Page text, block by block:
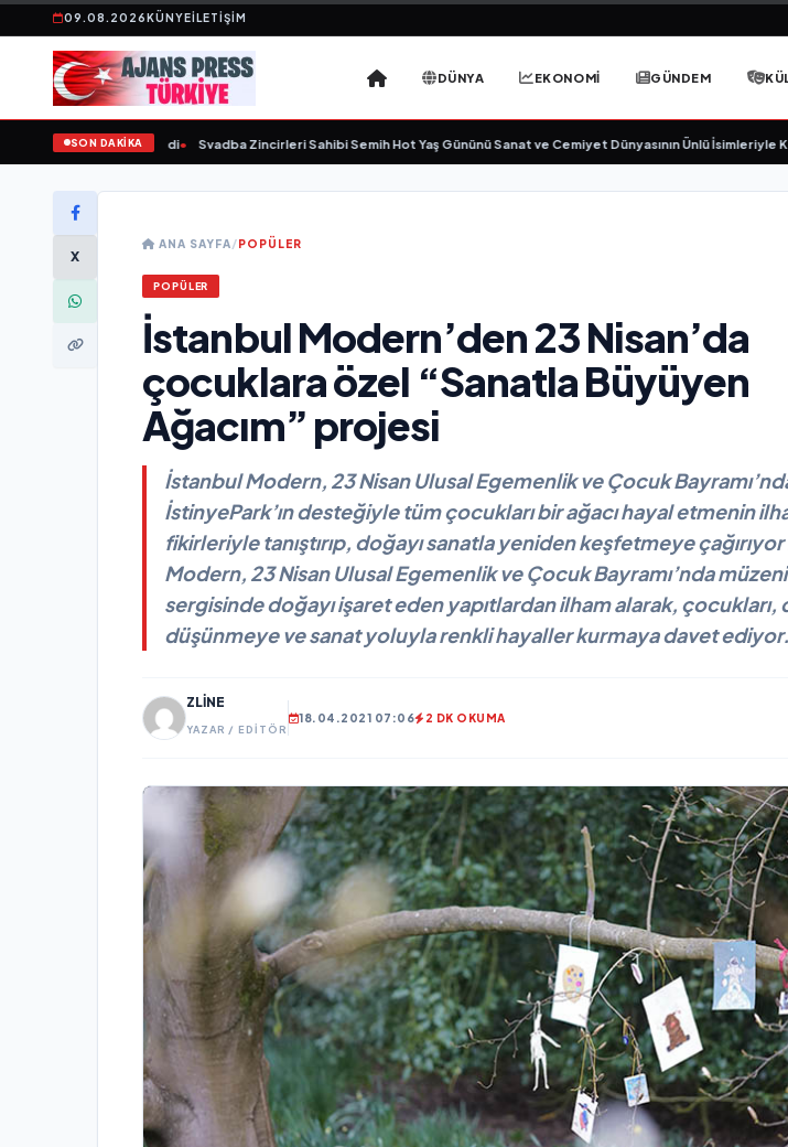
09.08.2026KÜNYEİLETIŞIM
DÜNYA EKONOMİ GÜNDEM
SON DAKİKA
yaşamını yitirdi Svadba Zincirleri Sahibi Semih Hot Yaş Gününü Sanat ve Cemiyet Dünyasının Ünlü İsimleriyle
X
ANA SAYFA/POPÜLER
POPÜLER
İstanbul Modern’den 23 Nisan’da
çocuklara özel “Sanatla Büyüyen
Ağacım” projesi
İstanbul Modern, 23 Nisan Ulusal Egemenlik ve Çocuk
İstinyePark’ın desteğiyle tüm çocukları bir ağacı hayal etmenin
fikirleriyle tanıştırıp, doğayı sanatla yeniden keşfetmeye
Modern, 23 Nisan Ulusal Egemenlik ve Çocuk Bayramı’nda
sergisinde doğayı işaret eden yapıtlardan ilham alarak, çocukları,
düşünmeye ve sanat yoluyla renkli hayaller kurmaya davet ediyor.
ZLINE
YAZAR / EDITÖR
18.04.2021 07:06 2 DK OKUMA